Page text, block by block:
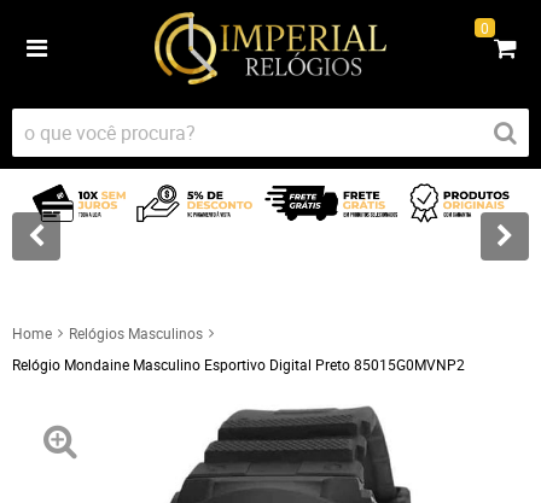
0
Home
Relógios Masculinos
Relógio Mondaine Masculino Esportivo Digital Preto 85015G0MVNP2